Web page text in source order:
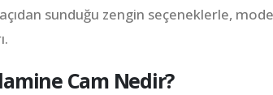
sunduğu zengin seçeneklerle,
Cam Nedir?